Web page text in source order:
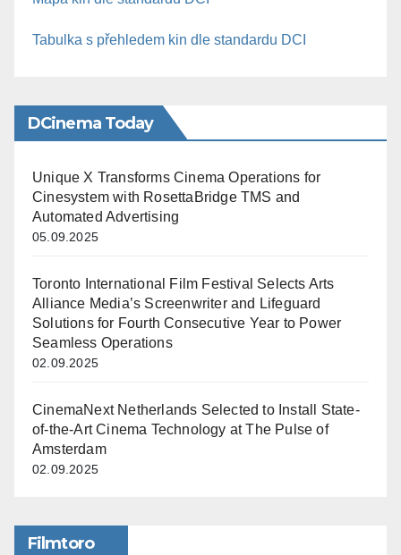
Tabulka s přehledem kin dle standardu DCI
DCinema Today
Unique X Transforms Cinema Operations for
Cinesystem with RosettaBridge TMS and
Automated Advertising
05.09.2025
Toronto International Film Festival Selects Arts
Alliance Media’s Screenwriter and Lifeguard
Solutions for Fourth Consecutive Year to Power
Seamless Operations
02.09.2025
CinemaNext Netherlands Selected to Install State-
of-the-Art Cinema Technology at The Pulse of
Amsterdam
02.09.2025
Filmtoro